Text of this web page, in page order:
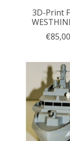
3D-Print
€85,00